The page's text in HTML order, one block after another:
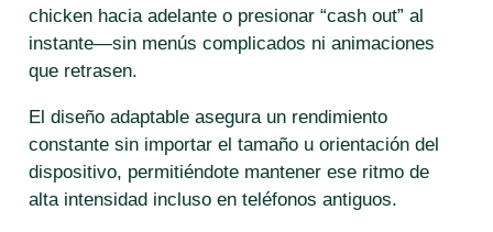
chicken hacia adelante o presionar “cash out” al
instante—sin menús complicados ni animaciones
que retrasen.
El diseño adaptable asegura un rendimiento
constante sin importar el tamaño u orientación del
dispositivo, permitiéndote mantener ese ritmo de
alta intensidad incluso en teléfonos antiguos.